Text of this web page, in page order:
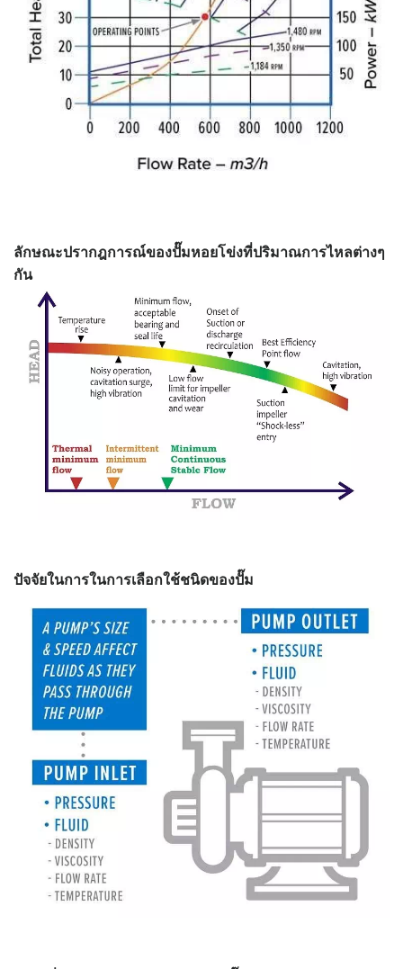
ลักษณะปรากฎการณ์ของปั๊มหอยโข่งที่ปริมาณการไหลต่างๆ
กัน
ปัจจัยในการในการเลือกใช้ชนิดของปั๊ม